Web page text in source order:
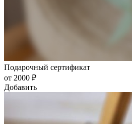
Подарочный сертификат
от 2000 ₽
Добавить